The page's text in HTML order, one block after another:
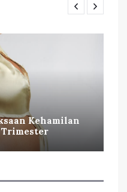
Kehamilan
Trimester